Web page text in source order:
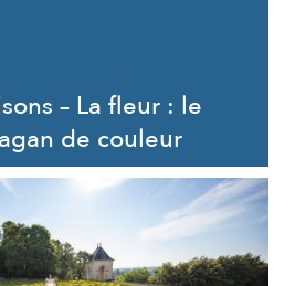
– La fleur : le
de couleur